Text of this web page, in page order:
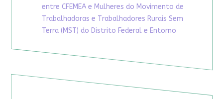
entre CFEMEA e Mulheres do Movimento de
Trabalhadoras e Trabalhadores Rurais Sem
Terra (MST) do Distrito Federal e Entorno